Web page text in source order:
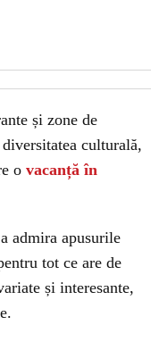
și zone de
culturală,
o vacanță în
admira apusurile
tot ce are de
și interesante,